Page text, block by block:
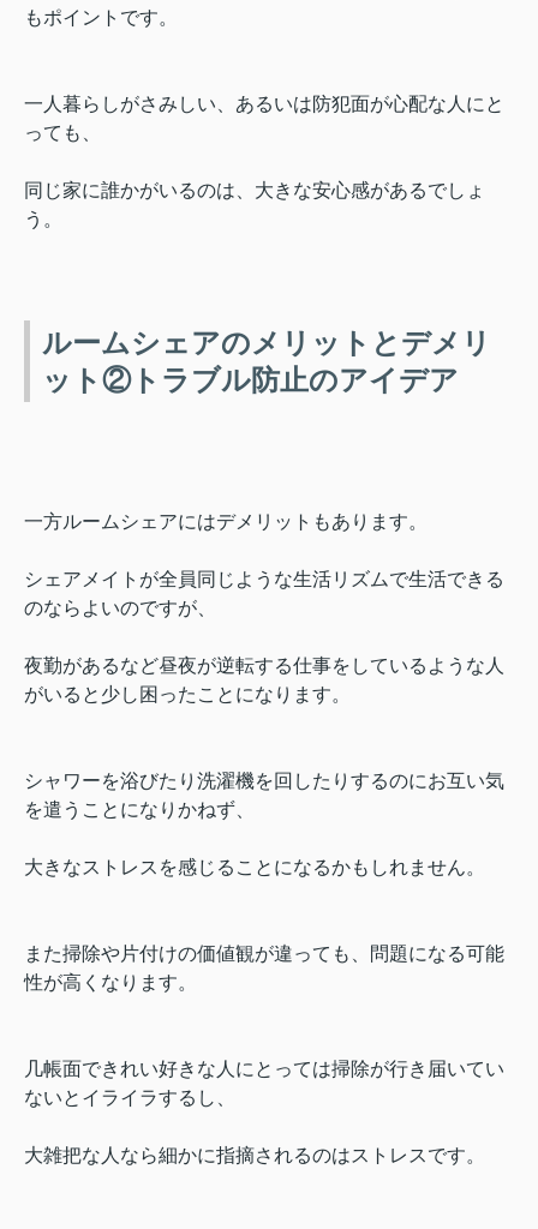
もポイントです。
一人暮らしがさみしい、あるいは防犯面が心配な人にと
っても、
同じ家に誰かがいるのは、 大きな安心感があるでしょ
う。
ルームシェアのメリットとデメリ
ット②トラブル防止のアイデア
一方ルームシェアにはデメリットもあります。
シェアメイトが全員同じような生活リズムで生活できる
のならよいのですが、
夜勤があるなど昼夜が逆転する仕事をしているような人
がいると少し困ったことになります。
シャワーを浴びたり洗濯機を回したりするのにお互い気
を遣うことになりかねず、
大きなストレスを感じることになるかもしれません。
また掃除や片付けの価値観が違っても、問題になる可能
性が高くなります。
几帳面できれい好きな人にとっては掃除が行き届いてい
ないとイライラするし、
大雑把な人なら細かに指摘されるのはストレスです。